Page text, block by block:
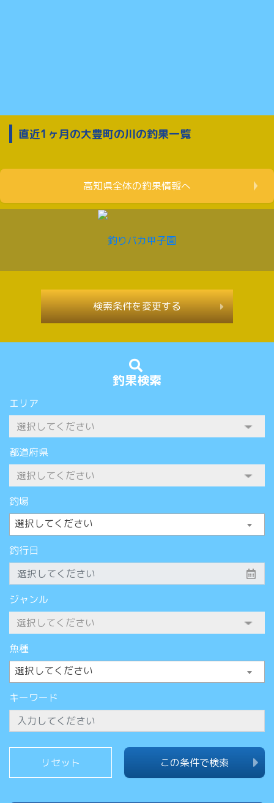
釣果検索
エリア
都道府県
釣場
選択してください
釣行日
ジャンル
魚種
選択してください
キーワード
この条件で検索
直近1ヶ月の大豊町の川の釣果一覧
高知県全体の釣果情報へ
検索条件を変更する